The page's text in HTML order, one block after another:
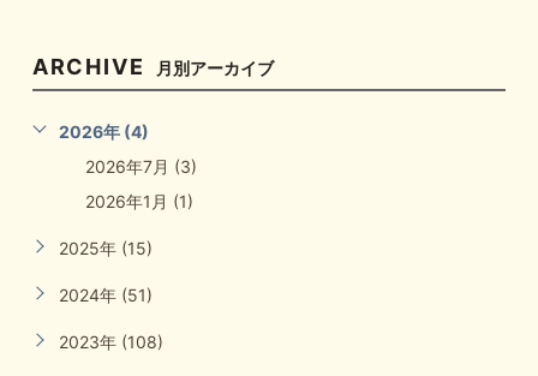
ARCHIVE 月別アーカイブ
2026年 (4)
2026年7月 (3)
2026年1月 (1)
2025年 (15)
2024年 (51)
2023年 (108)